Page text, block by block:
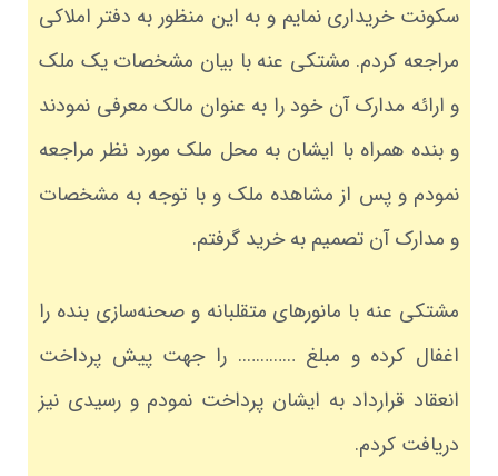
سکونت خریداری نمایم و به این منظور به دفتر املاکی
مراجعه کردم. مشتکی عنه با بیان مشخصات یک ملک
و ارائه مدارک آن خود را به عنوان مالک معرفی نمودند
و بنده همراه با ایشان به محل ملک مورد نظر مراجعه
نمودم و پس از مشاهده ملک و با توجه به مشخصات
و مدارک آن تصمیم به خرید گرفتم.
مشتکی عنه با مانورهای متقلبانه و صحنه‌سازی بنده را
اغفال کرده و مبلغ …………. را جهت پیش پرداخت
انعقاد قرارداد به ایشان پرداخت نمودم و رسیدی نیز
دریافت کردم.